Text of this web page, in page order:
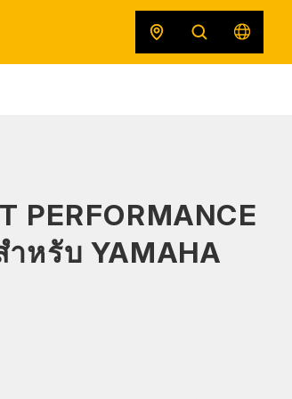
PERFORMANCE
หรับ YAMAHA